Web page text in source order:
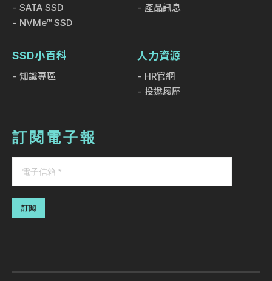
SATA SSD
NVMe™ SSD
產品訊息
SSD小百科
知識專區
人力資源
HR官網
投遞履歷
訂閱電子報
訂閱